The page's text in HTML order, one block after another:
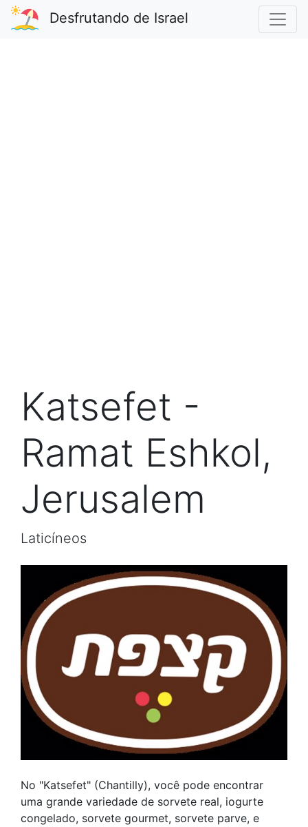
Desfrutando de Israel
Katsefet -
Ramat Eshkol,
Jerusalem
Laticíneos
No "Katsefet" (Chantilly), você pode encontrar
uma grande variedade de sorvete real, iogurte
congelado, sorvete gourmet, sorvete parve, e